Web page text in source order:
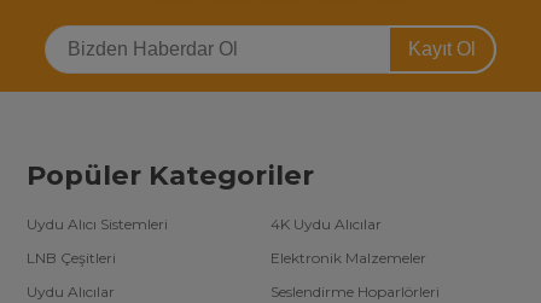
Kayıt Ol
Popüler Kategoriler
Uydu Alıcı Sistemleri
4K Uydu Alıcılar
LNB Çeşitleri
Elektronik Malzemeler
Uydu Alıcılar
Seslendirme Hoparlörleri